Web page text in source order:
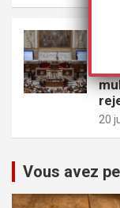
20
Vous avez